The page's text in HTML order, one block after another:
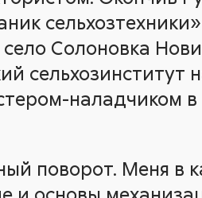
Солоновка
сельхозинститут
наладчиком
поворот. Меня в